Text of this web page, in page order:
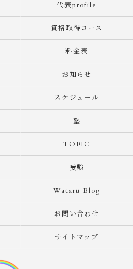
代表profile
資格取得コース
料金表
お知らせ
スケジュール
塾
TOEIC
受験
Wataru Blog
お問い合わせ
サイトマップ